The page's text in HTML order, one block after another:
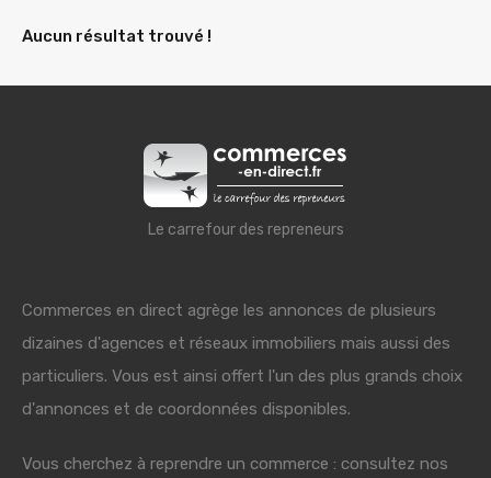
Aucun résultat trouvé !
Le carrefour des repreneurs
Commerces en direct agrège les annonces de plusieurs
dizaines d'agences et réseaux immobiliers mais aussi des
particuliers. Vous est ainsi offert l'un des plus grands choix
d'annonces et de coordonnées disponibles.
Vous cherchez à reprendre un commerce : consultez nos